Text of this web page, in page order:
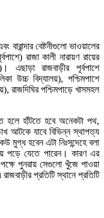
বারান্দার বেষ্টনীগুলো ভাওয়ালের
রাজা কালী নারায়ণ রায়ের
এছাড়া রাজবাড়ীর পূর্বপাশে
উচ্চ বিদ্যালয়), পশ্চিমপাশে
রাজদিঘির পশ্চিমপাড়ে খাসমহল
হলে হাঁটতে হবে অনেকটা পথ,
আটকে যাবে বিভিন্ন স্থাপত্য
মুগ্ধ হবেন এটা নিঃসন্দেহে বলা
পড়ে যেতে পারেন। কারণ এর
পুনরায় সেগুলো খুঁজে পাওয়া
প্রতিটি স্থানে প্রতিটি